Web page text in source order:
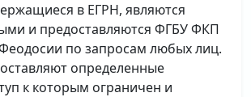
в ЕГРН, являются
и предоставляются ФГБУ ФКП
по запросам любых лиц.
определенные
к которым ограничен и